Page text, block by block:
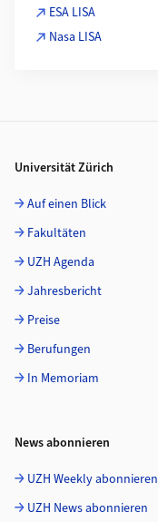
ESA LISA
Nasa LISA
Universität Zürich
Auf einen Blick
Fakultäten
UZH Agenda
Jahresbericht
Preise
Berufungen
In Memoriam
News abonnieren
UZH Weekly abonnieren
UZH News abonnieren